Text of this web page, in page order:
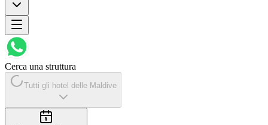
Cerca una struttura
Tutti gli hotel delle Maldive